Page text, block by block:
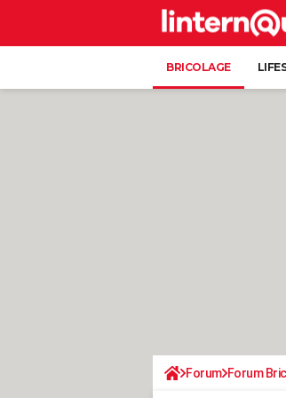
BRICOLAGE
Forum Forum